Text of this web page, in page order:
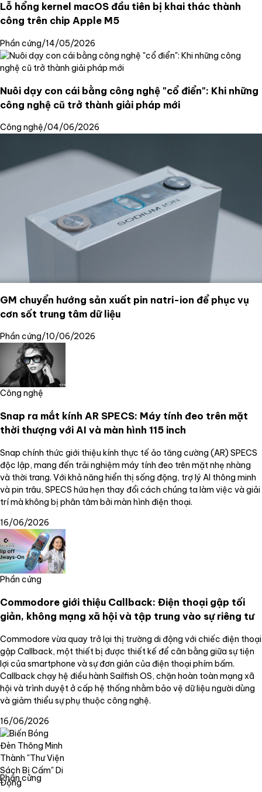
Lỗ hổng kernel macOS đầu tiên bị khai thác thành
công trên chip Apple M5
Phần cứng/14/05/2026
Nuôi dạy con cái bằng công nghệ "cổ điển": Khi những
công nghệ cũ trở thành giải pháp mới
Công nghệ/04/06/2026
GM chuyển hướng sản xuất pin natri-ion để phục vụ
cơn sốt trung tâm dữ liệu
Phần cứng/10/06/2026
Công nghệ
Snap ra mắt kính AR SPECS: Máy tính đeo trên mặt
thời thượng với AI và màn hình 115 inch
Snap chính thức giới thiệu kính thực tế ảo tăng cường (AR) SPECS
độc lập, mang đến trải nghiệm máy tính đeo trên mặt nhẹ nhàng
và thời trang. Với khả năng hiển thị sống động, trợ lý AI thông minh
và pin trâu, SPECS hứa hẹn thay đổi cách chúng ta làm việc và giải
trí mà không bị phân tâm bởi màn hình điện thoại.
16/06/2026
Phần cứng
Commodore giới thiệu Callback: Điện thoại gập tối
giản, không mạng xã hội và tập trung vào sự riêng tư
Commodore vừa quay trở lại thị trường di động với chiếc điện thoại
gập Callback, một thiết bị được thiết kế để cân bằng giữa sự tiện
lợi của smartphone và sự đơn giản của điện thoại phím bấm.
Callback chạy hệ điều hành Sailfish OS, chặn hoàn toàn mạng xã
hội và trình duyệt ở cấp hệ thống nhằm bảo vệ dữ liệu người dùng
và giảm thiểu sự phụ thuộc công nghệ.
16/06/2026
Phần cứng